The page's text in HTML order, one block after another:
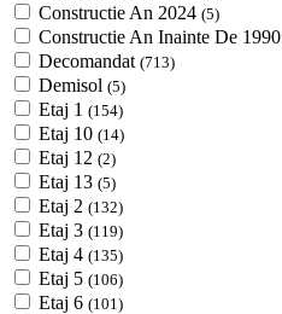
Constructie An 2024 (5)
Constructie An Inainte De 1990
Decomandat (713)
Demisol (5)
Etaj 1 (154)
Etaj 10 (14)
Etaj 12 (2)
Etaj 13 (5)
Etaj 2 (132)
Etaj 3 (119)
Etaj 4 (135)
Etaj 5 (106)
Etaj 6 (101)